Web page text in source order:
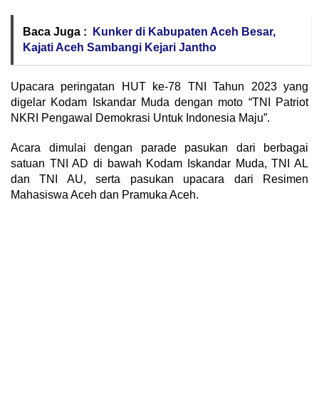
Baca Juga :
Kunker di Kabupaten Aceh Besar,
Kajati Aceh Sambangi Kejari Jantho
Upacara peringatan HUT ke-78 TNI Tahun 2023 yang
digelar Kodam Iskandar Muda dengan moto “TNI Patriot
NKRI Pengawal Demokrasi Untuk Indonesia Maju”.
Acara dimulai dengan parade pasukan dari berbagai
satuan TNI AD di bawah Kodam Iskandar Muda, TNI AL
dan TNI AU, serta pasukan upacara dari Resimen
Mahasiswa Aceh dan Pramuka Aceh.